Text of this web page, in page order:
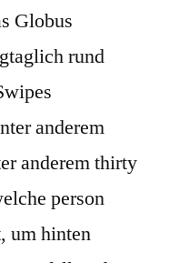
Globus
rund
anderem
anderem thirty
person
um hinten